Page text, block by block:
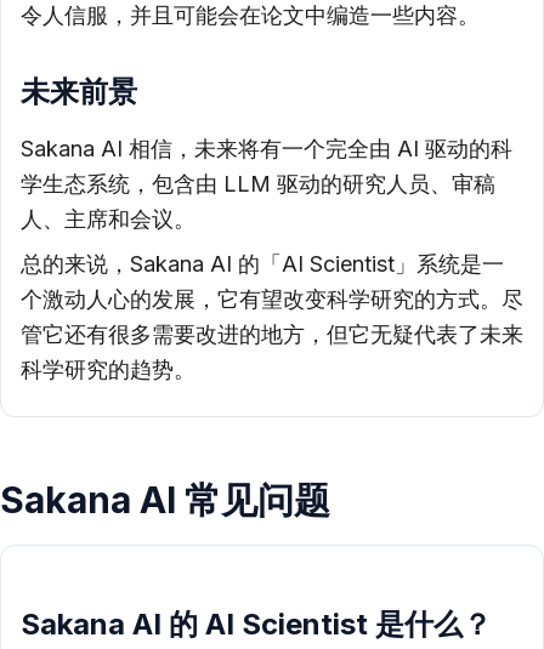
令人信服，并且可能会在论文中编造一些内容。
未来前景
Sakana AI 相信，未来将有一个完全由 AI 驱动的科
学生态系统，包含由 LLM 驱动的研究人员、审稿
人、主席和会议。
总的来说，Sakana AI 的「AI Scientist」系统是一
个激动人心的发展，它有望改变科学研究的方式。尽
管它还有很多需要改进的地方，但它无疑代表了未来
科学研究的趋势。
Sakana AI 常见问题
Sakana AI 的 AI Scientist 是什么？